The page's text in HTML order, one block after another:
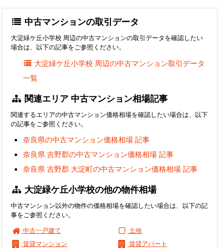
中古マンションの取引データ
大淀緑ケ丘小学校 周辺の中古マンションの取引データを確認したい
場合は、以下の記事をご参照ください。
大淀緑ケ丘小学校 周辺の中古マンション取引データ
一覧
関連エリア 中古マンション相場記事
関連するエリアの中古マンション価格相場を確認したい場合は、以下
の記事をご参照ください。
奈良県の中古マンション価格相場 記事
奈良県 吉野郡の中古マンション価格相場 記事
奈良県 吉野郡 大淀町の中古マンション価格相場 記事
大淀緑ケ丘小学校の他の物件相場
中古マンション以外の物件の価格相場を確認したい場合は、以下の記
事をご参照ください。
中古一戸建て
土地
賃貸マンション
賃貸アパート